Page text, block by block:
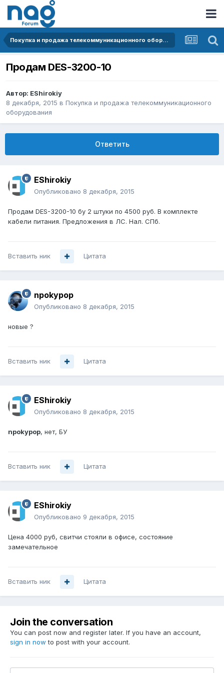
Покупка и продажа телекоммуникационного оборудования
Продам DES-3200-10
Автор: EShirokiy
8 декабря, 2015 в Покупка и продажа телекоммуникационного
оборудования
Ответить
EShirokiy
Опубликовано 8 декабря, 2015
Продам DES-3200-10 бу 2 штуки по 4500 руб. В комплекте
кабели питания. Предложения в ЛС. Нал. СПб.
Вставить ник Цитата
npokypop
Опубликовано 8 декабря, 2015
новые ?
Вставить ник Цитата
EShirokiy
Опубликовано 8 декабря, 2015
npokypop, нет, БУ
Вставить ник Цитата
EShirokiy
Опубликовано 9 декабря, 2015
Цена 4000 руб, свитчи стояли в офисе, состояние
замечательное
Вставить ник Цитата
Join the conversation
You can post now and register later. If you have an account,
sign in now to post with your account.